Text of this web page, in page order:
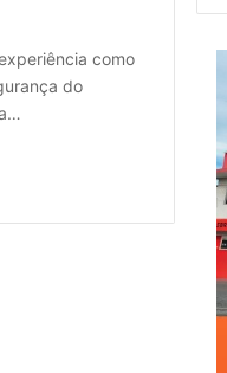
como
do